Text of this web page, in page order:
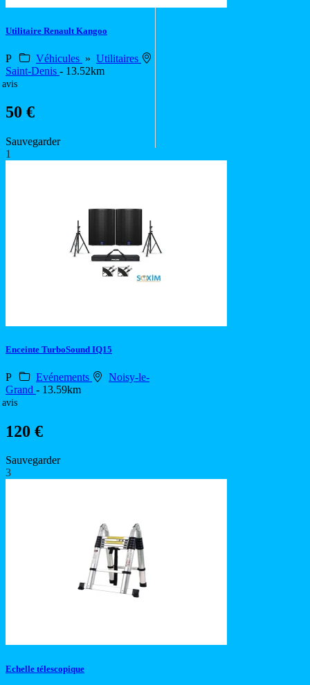
Utilitaire Renault Kangoo
P Véhicules » Utilitaires
Saint-Denis - 13.52km
avis
50 €
Sauvegarder
1
Enceinte TurboSound IQ15
P Evénements
Noisy-le-
Grand - 13.59km
avis
120 €
Sauvegarder
3
Echelle télescopique